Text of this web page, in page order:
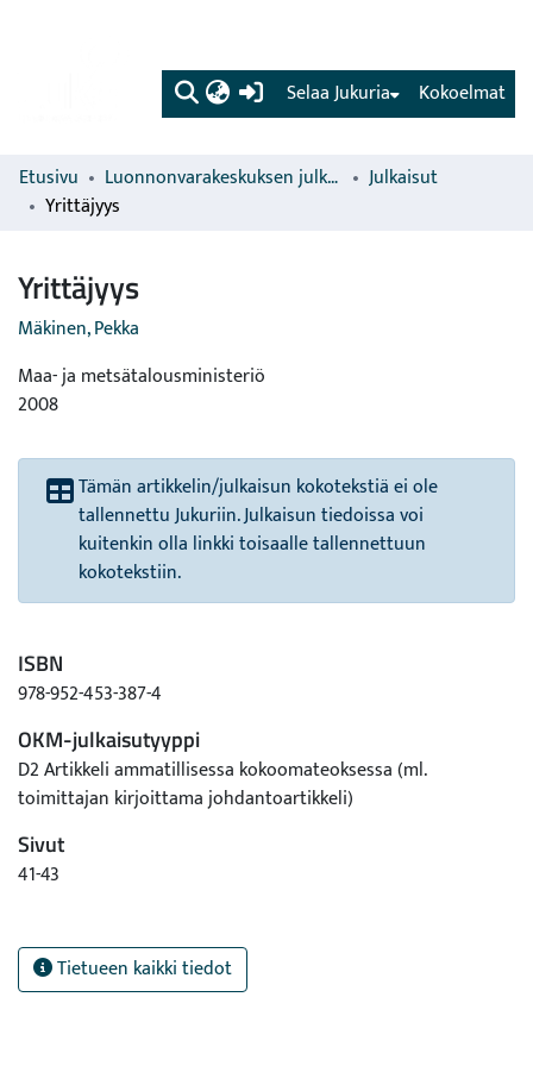
(current) Kokoelmat
Selaa Jukuria
Etusivu Luonnonvarakeskuksen julkaisut
Julkaisut
Yrittäjyys
Yrittäjyys
Mäkinen, Pekka
Maa- ja metsätalousministeriö
2008
Tämän artikkelin/julkaisun kokotekstiä ei ole
tallennettu Jukuriin. Julkaisun tiedoissa voi
kuitenkin olla linkki toisaalle tallennettuun
kokotekstiin.
ISBN
978-952-453-387-4
OKM-julkaisutyyppi
D2 Artikkeli ammatillisessa kokoomateoksessa (ml.
toimittajan kirjoittama johdantoartikkeli)
Sivut
41-43
Tietueen kaikki tiedot